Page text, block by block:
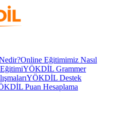
Online Eğitimimiz Nasıl
YÖKDİL Grammer
YÖKDİL Destek
Puan Hesaplama